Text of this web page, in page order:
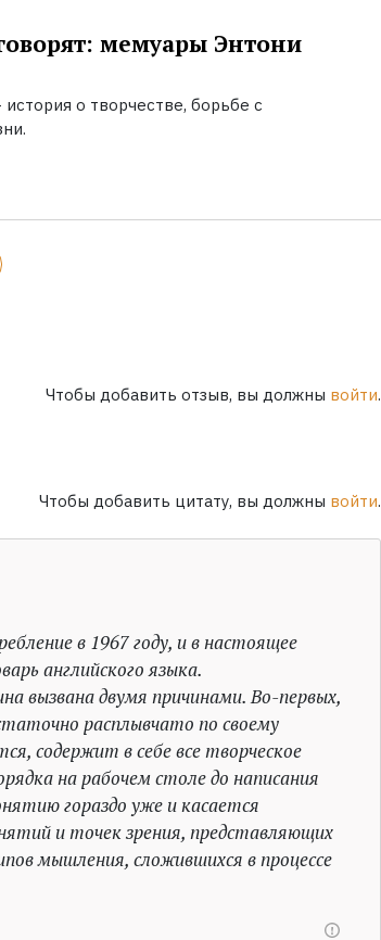
мемуары Энтони
о творчестве, борьбе с
Чтобы добавить отзыв, вы должны войти.
Чтобы добавить цитату, вы должны войти.
в 1967 году, и в настоящее
английского языка.
вызвана двумя причинами. Во-первых,
расплывчато по своему
содержит в себе все творческое
на рабочем столе до написания
гораздо уже и касается
и точек зрения, представляющих
мышления, сложившихся в процессе